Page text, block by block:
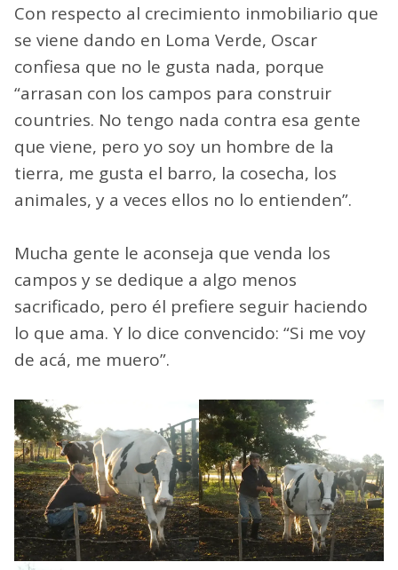
Con respecto al crecimiento inmobiliario que
se viene dando en Loma Verde, Oscar
confiesa que no le gusta nada, porque
“arrasan con los campos para construir
countries. No tengo nada contra esa gente
que viene, pero yo soy un hombre de la
tierra, me gusta el barro, la cosecha, los
animales, y a veces ellos no lo entienden”.
Mucha gente le aconseja que venda los
campos y se dedique a algo menos
sacrificado, pero él prefiere seguir haciendo
lo que ama. Y lo dice convencido: “Si me voy
de acá, me muero”.